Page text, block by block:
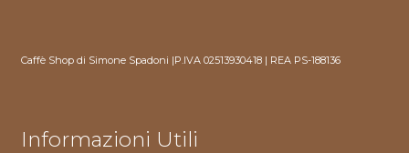
Caffè Shop di Simone Spadoni |P.IVA 02513930418 | REA PS-188136
Informazioni Utili